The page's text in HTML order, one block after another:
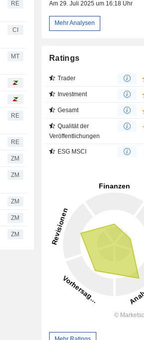
RE
CI
MT
RE
RE
ZM
ZM
ZM
ZM
ZM
Am 29. Juli 2025 um 16:18 Uhr
Mehr Analysen
Ratings
Trader
Investment
Gesamt
Qualität der
Veröffentlichungen
ESG MSCI